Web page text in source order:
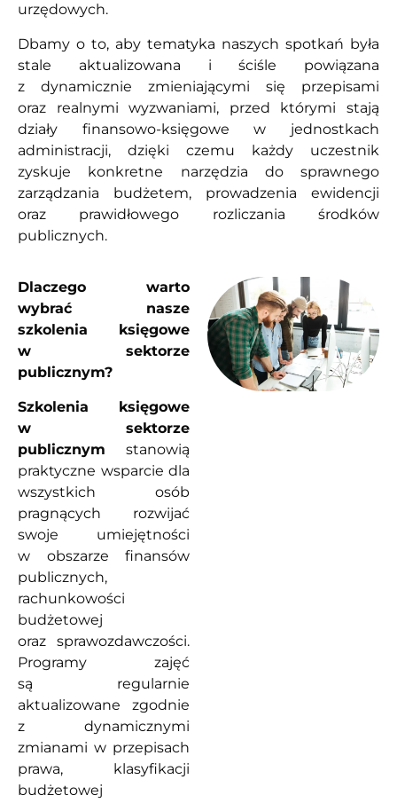
urzędowych.
Dbamy o to, aby tematyka naszych spotkań była
stale aktualizowana i ściśle powiązana
z dynamicznie zmieniającymi się przepisami
oraz realnymi wyzwaniami, przed którymi stają
działy finansowo-księgowe w jednostkach
administracji, dzięki czemu każdy uczestnik
zyskuje konkretne narzędzia do sprawnego
zarządzania budżetem, prowadzenia ewidencji
oraz prawidłowego rozliczania środków
publicznych.
Dlaczego warto
wybrać nasze
szkolenia księgowe
w sektorze
publicznym?
Szkolenia księgowe
w sektorze
publicznym stanowią
praktyczne wsparcie dla
wszystkich osób
pragnących rozwijać
swoje umiejętności
w obszarze finansów
publicznych,
rachunkowości
budżetowej
oraz sprawozdawczości.
Programy zajęć
są regularnie
aktualizowane zgodnie
z dynamicznymi
zmianami w przepisach
prawa, klasyfikacji
budżetowej